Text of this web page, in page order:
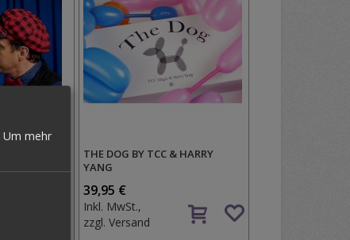
Wunschzettel
THE DOG BY TCC & HARRY
YANG
39,95 €
Inkl. MwSt.,
zzgl.Versand
Auf
den
Um mehr